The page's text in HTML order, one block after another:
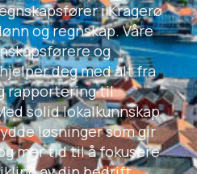
i Kragerø
og regnskap. Våre
og
deg med alt fra
rapportering til
solid lokalkunnskap
løsninger som gir
mer tid til å fokusere